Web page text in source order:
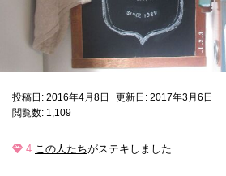
投稿日: 2016年4月8日
更新日: 2017年3月6日
閲覧数: 1,109
4 この人たちがステキしました